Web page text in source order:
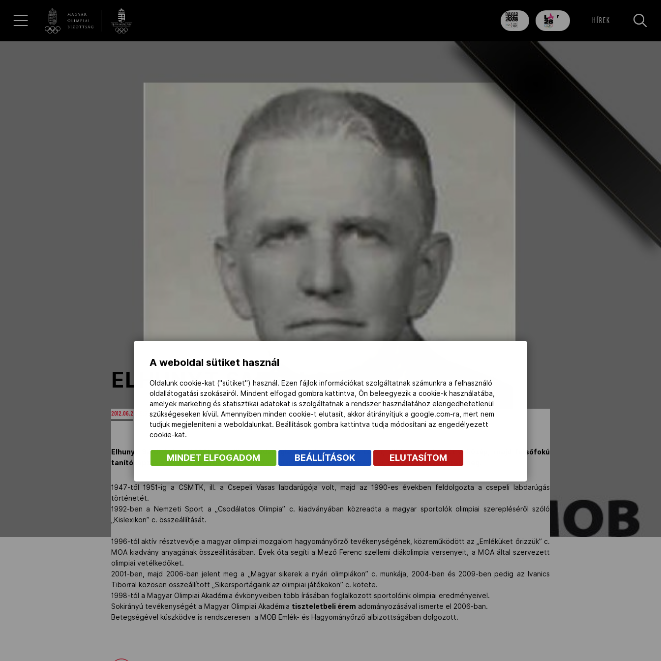
86
nap
707
nap HÍREK
ELHUNYT SÁRDI LAJOS
2012.06.27. 15:56
Elhunyt Sárdi Lajos(1933) nyugdíjas, pedagógia – lélektan szakos tanár, több évtizeden át a közép, majd felsőfokú
tanítóképzés szolgálatában dolgozott, pedagógiai szakfolyóiratokban cikkei, tanulmányai jelentek meg.
1947-től 1951-ig a CSMTK, ill. a Csepeli Vasas labdarúgója volt, majd az 1990-es években feldolgozta a csepeli labdarúgás
történetét.
1992-ben a Nemzeti Sport a „Csodálatos Olimpia” c. kiadványában közreadta a magyar sportolók olimpiai szerepléséről szóló
„Kislexikon” c. összeállítását.
1996-tól aktív résztvevője a magyar olimpiai mozgalom hagyományőrző tevékenységének, közreműködött az „Emléküket őrizzük” c.
MOA kiadvány anyagának összeállításában. Évek óta segíti a Mező Ferenc szellemi diákolimpia versenyeit, a MOA által szervezett
olimpiai vetélkedőket.
2001-ben, majd 2006-ban jelent meg a „Magyar sikerek a nyári olimpiákon” c. munkája, 2004-ben és 2009-ben pedig az Ivanics
Tiborral közösen összeállított „Sikersportágaink az olimpiai játékokon” c. kötete.
1998-tól a Magyar Olimpiai Akadémia évkönyveiben több írásában foglalkozott sportolóink olimpiai eredményeivel.
Sokirányú tevékenységét a Magyar Olimpiai Akadémia tiszteletbeli érem adományozásával ismerte el 2006-ban.
Betegségével küszködve is rendszeresen a MOB Emlék- és Hagyományőrző albizottságában dolgozott.
A weboldal sütiket használ
Oldalunk cookie-kat ("sütiket") használ. Ezen fájlok információkat szolgáltatnak számunkra a felhasználó
oldallátogatási szokásairól. Mindent elfogad gombra kattintva, Ön beleegyezik a cookie-k használatába,
amelyek marketing és statisztikai adatokat is szolgáltatnak a rendszer használatához elengedhetetlenül
szükségeseken kívül. Amennyiben minden cookie-t elutasít, akkor átirányítjuk a google.com-ra, mert nem
tudjuk megjeleníteni a weboldalunkat. Beállítások gombra kattintva tudja módosítani az engedélyezett
cookie-kat.
MINDET ELFOGADOM BEÁLLÍTÁSOK ELUTASÍTOM